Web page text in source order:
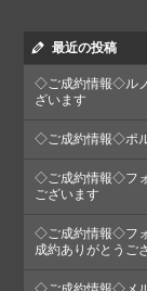
最近の投稿
◇ご成約情報◇ル
ざいます
◇ご成約情報◇ポ
◇ご成約情報◇フ
ございます
◇ご成約情報◇フ
成約ありがとうご